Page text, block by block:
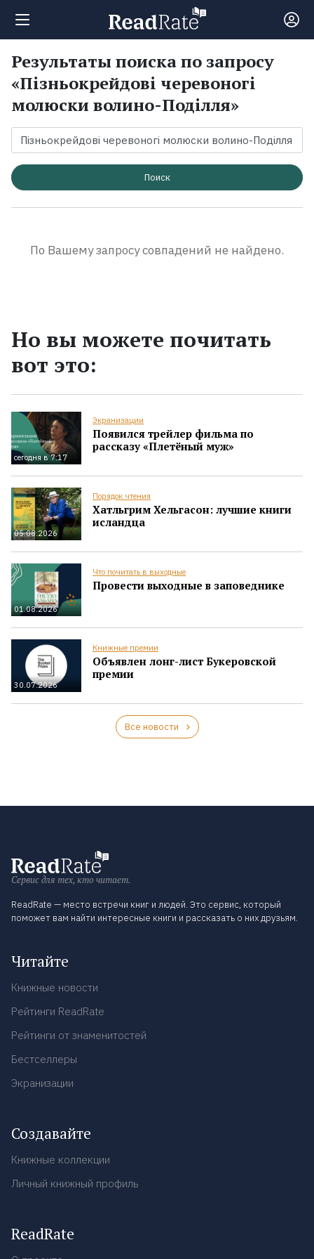
Поиск
Новости
Рейтинги
Экранизации
Результаты поиска по запросу
«Пізньокрейдові черевоногі
молюски волино-Поділля»
Поиск
По Вашему запросу совпадений не найдено.
Но вы можете почитать
вот это:
сегодня в 7:17
Экранизации
Появился трейлер фильма по
рассказу «Плетёный муж»
05.08.2026
Порядок чтения
Хатльгрим Хельгасон: лучшие книги
исландца
01.08.2026
Что почитать в выходные
Провести выходные в заповеднике
30.07.2026
Книжные премии
Объявлен лонг-лист Букеровской
премии
Все новости
Сервис для тех, кто читает.
ReadRate — место встречи книг и людей. Это сервис, который
поможет вам найти интересные книги и рассказать о них друзьям.
Читайте
Книжные новости
Рейтинги ReadRate
Рейтинги от знаменитостей
Бестселлеры
Экранизации
Создавайте
Книжные коллекции
Личный книжный профиль
ReadRate